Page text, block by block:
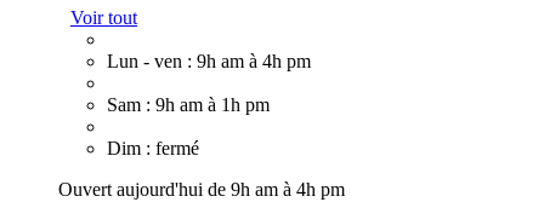
Voir tout
Lun - ven : 9h am à 4h pm
Sam : 9h am à 1h pm
Dim : fermé
Ouvert aujourd'hui de 9h am à 4h pm